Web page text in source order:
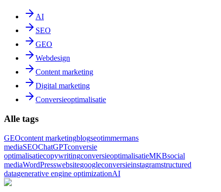
AI
SEO
GEO
Webdesign
Content marketing
Digital marketing
Conversieoptimalisatie
Alle tags
GEOcontent marketingblogseotimmermans
mediaSEOChatGPTconversie
optimalisatiecopywritingconversieoptimalisatieMKBsocial
mediaWordPresswebsitegoogleconversieinstagramstructured
datagenerative engine optimizationAI